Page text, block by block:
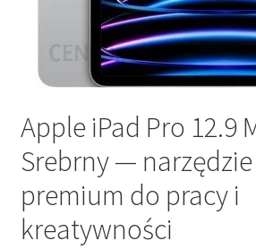
Apple iPad Pro 12.9
Srebrny —
premium do pracy i
kreatywności